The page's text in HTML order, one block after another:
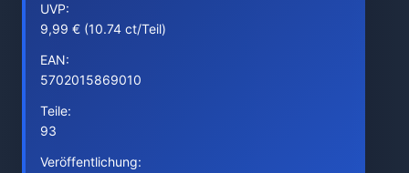
UVP:
9,99 € (10.74 ct/Teil)
EAN:
5702015869010
Teile:
93
Veröffentlichung: